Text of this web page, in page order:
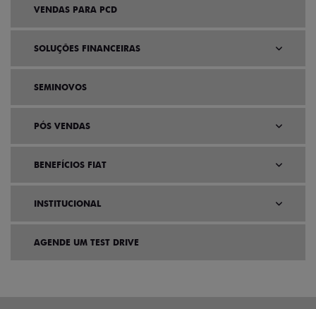
VENDAS PARA PCD
SOLUÇÕES FINANCEIRAS
SEMINOVOS
PÓS VENDAS
BENEFÍCIOS FIAT
INSTITUCIONAL
AGENDE UM TEST DRIVE